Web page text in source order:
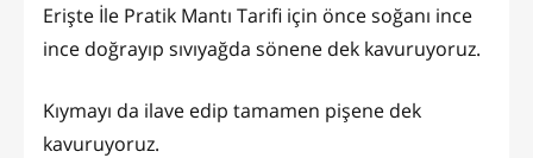
Erişte İle Pratik Mantı Tarifi için önce soğanı ince
ince doğrayıp sıvıyağda sönene dek kavuruyoruz.
Kıymayı da ilave edip tamamen pişene dek
kavuruyoruz.